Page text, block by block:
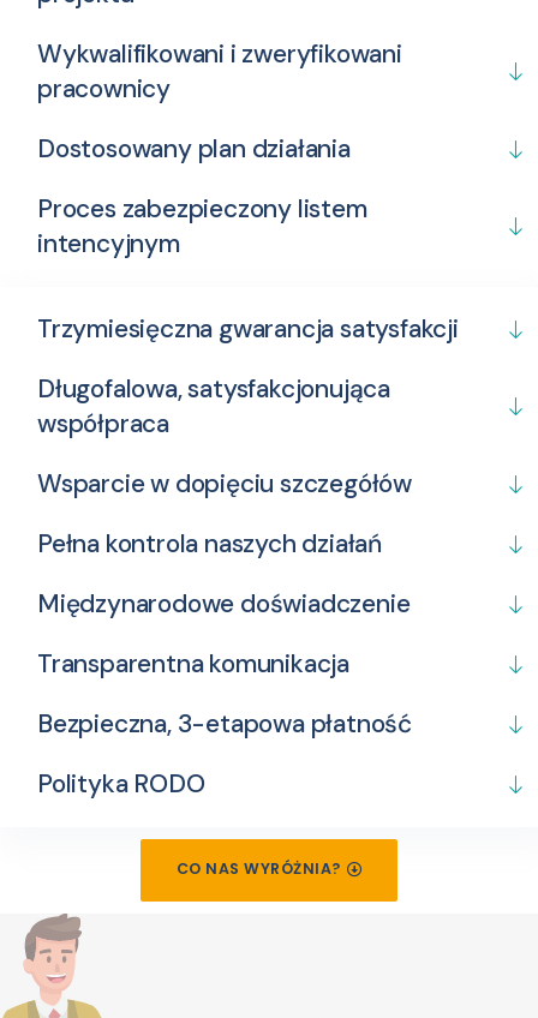
Wykwalifikowani i zweryfikowani
pracownicy
Dostosowany plan działania
Proces zabezpieczony listem
intencyjnym
Trzymiesięczna gwarancja satysfakcji
Długofalowa, satysfakcjonująca
współpraca
Wsparcie w dopięciu szczegółów
Pełna kontrola naszych działań
Międzynarodowe doświadczenie
Transparentna komunikacja
Bezpieczna, 3-etapowa płatność
Polityka RODO
CO NAS WYRÓŻNIA?